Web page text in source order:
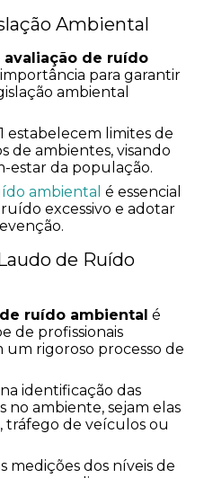
Ambiental
avaliação de ruído
para garantir
ambiental
estabelecem limites de
de ambientes, visando
estar da população.
ambiental é essencial
excessivo e adotar
de Ruído
ruído ambiental é
de profissionais
rigoroso processo de
identificação das
ambiente, sejam elas
tráfego de veículos ou
medições dos níveis de